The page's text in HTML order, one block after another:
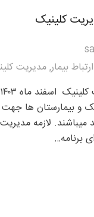
بیمار,مدیریت
و بیمارستان ها
لازمه
برنامه…